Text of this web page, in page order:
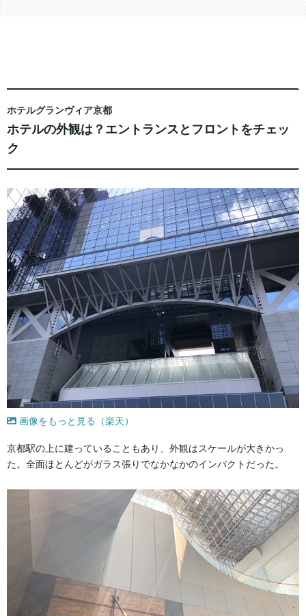
ホテルグランヴィア京都
ホテルの外観は？エントランスとフロントをチェッ
ク
画像をもっと見る（楽天）
京都駅の上に建っていることもあり、外観はスケールが大きかっ
た。全面ほとんどがガラス張りでなかなかのインパクトだった。